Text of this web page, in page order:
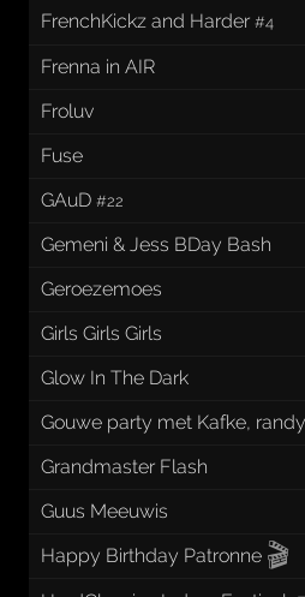
FrenchKickz and Harder #4
Frenna in AIR
Froluv
Fuse
GAuD #22
Gemeni & Jess BDay Bash
Geroezemoes
Girls Girls Girls
Glow In The Dark
Gouwe party met Kafke,
Grandmaster Flash
Guus Meeuwis
Happy Birthday Patronne 🎬